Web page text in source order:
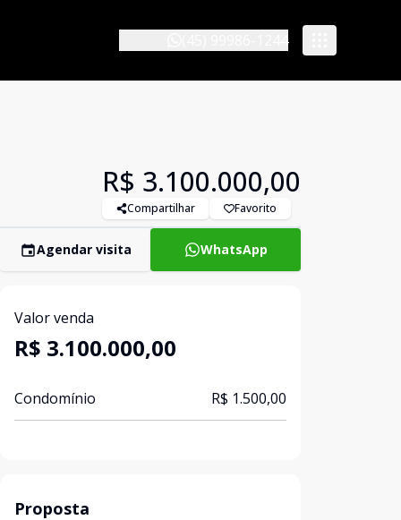
R$ 3.100.000,00
Compartilhar Favorito
Agendar visita WhatsApp
Valor venda
R$ 3.100.000,00
Condomínio R$ 1.500,00
Proposta